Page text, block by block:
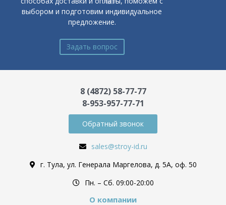
выбором и подготовим индивидуальное
предложение.
Задать вопрос
8 (4872) 58-77-77
8-953-957-77-71
Обратный звонок
sales@stroy-id.ru
г. Тула, ул. Генерала Маргелова, д. 5А, оф. 50
Пн. – Cб. 09:00-20:00
О компании